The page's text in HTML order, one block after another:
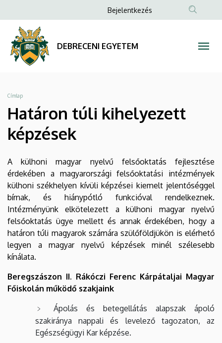
túli
kihelyezett
képzések
DEBRECENI
EGYETEM
a
tartalomra
Anonim
menüje
Bejelentkezés
DEBRECENI EGYETEM
Morzsa
Címlap
Határon túli kihelyezett
képzések
A külhoni magyar nyelvű felsőoktatás fejlesztése
érdekében a magyarországi felsőoktatási intézmények
külhoni székhelyen kívüli képzései kiemelt jelentőséggel
bírnak, és hiánypótló funkcióval rendelkeznek.
Intézményünk elkötelezett a külhoni magyar nyelvű
felsőoktatás ügye mellett és annak érdekében, hogy a
határon túli magyarok számára szülőföldjükön is elérhető
legyen a magyar nyelvű képzések minél szélesebb
kínálata.
Beregszászon II. Rákóczi Ferenc Kárpátaljai Magyar
Főiskolán működő szakjaink
Ápolás és betegellátás alapszak ápoló
szakiránya nappali és levelező tagozaton, az
Egészségügyi Kar képzése.